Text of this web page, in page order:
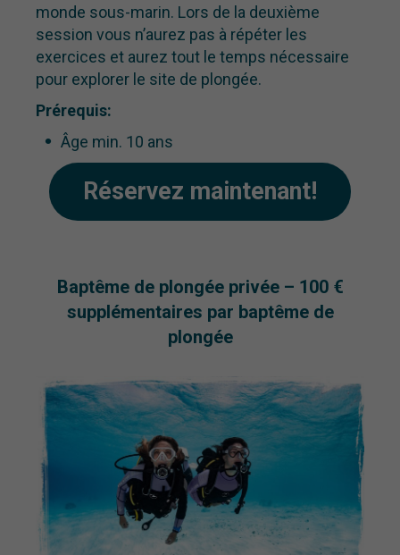
monde sous-marin. Lors de la deuxième
session vous n’aurez pas à répéter les
exercices et aurez tout le temps nécessaire
pour explorer le site de plongée.
Prérequis:
Âge min. 10 ans
Réservez maintenant!
Baptême de plongée privée – 100 €
supplémentaires par baptême de
plongée